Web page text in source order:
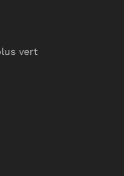
vert